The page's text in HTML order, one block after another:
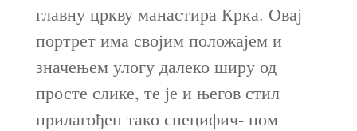
главну цркву манастира Крка. Овај
портрет има својим положајем и
значењем улогу далеко ширу од
просте слике, те је и његов стил
прилагођен тако специфич- ном